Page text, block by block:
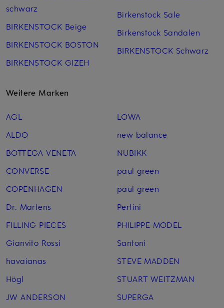
schwarz
BIRKENSTOCK Beige
BIRKENSTOCK BOSTON
BIRKENSTOCK GIZEH
Birkenstock Sale
Birkenstock Sandalen
BIRKENSTOCK Schwarz
Weitere Marken
AGL
ALDO
BOTTEGA VENETA
CONVERSE
COPENHAGEN
Dr. Martens
FILLING PIECES
Gianvito Rossi
havaianas
Högl
JW ANDERSON
LOWA
new balance
NUBIKK
paul green
paul green
Pertini
PHILIPPE MODEL
Santoni
STEVE MADDEN
STUART WEITZMAN
SUPERGA